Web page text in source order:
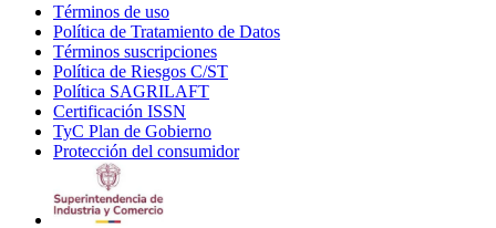
Términos de uso
in
new
window
Política de Tratamiento de Datos
Términos suscripciones
in
Política de Riesgos C/ST
Política SAGRILAFT
new
window
Certificación ISSN
in
new
TyC Plan de Gobierno
in
Protección del consumidorOpens